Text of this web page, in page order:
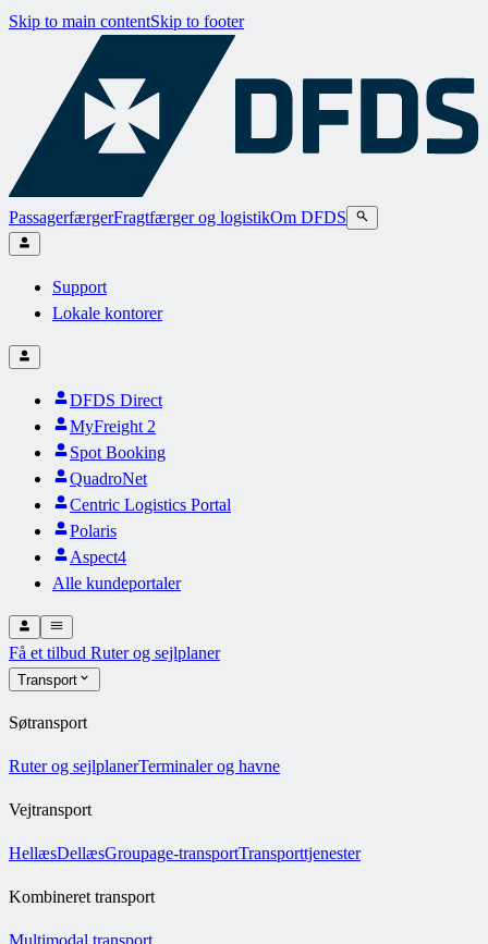
Skip to main contentSkip to footer
PassagerfærgerFragtfærger og logistikOm DFDS
Support
Lokale kontorer
DFDS Direct
MyFreight 2
Spot Booking
QuadroNet
Centric Logistics Portal
Polaris
Aspect4
Alle kundeportaler
Få et tilbud Ruter og sejlplaner
Transport
Søtransport
Ruter og sejlplanerTerminaler og havne
Vejtransport
HellæsDellæsGroupage-transportTransporttjenester
Kombineret transport
Multimodal transport